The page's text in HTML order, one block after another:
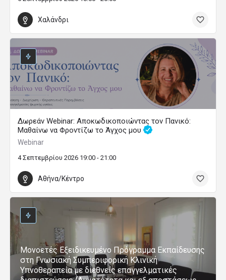
Χαλάνδρι
Δωρεάν Webinar: Αποκωδικοποιώντας τον Πανικό:
Μαθαίνω να Φροντίζω το Άγχος μου
Webinar
4 Σεπτεμβρίου 2026 19:00 - 21:00
Αθήνα/Κέντρο
Μονοετές Εξειδικευμένο Πρόγραμμα Εκπαίδευσης
στη Γνωσιακή Συμπεριφορική Κλινική
Υπνοθεραπεία με διεθνείς επαγγελματικές